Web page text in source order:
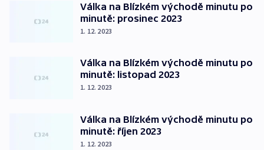
Válka na Blízkém východě minutu po
minutě: prosinec 2023
1. 12. 2023
Válka na Blízkém východě minutu po
minutě: listopad 2023
1. 12. 2023
Válka na Blízkém východě minutu po
minutě: říjen 2023
1. 12. 2023